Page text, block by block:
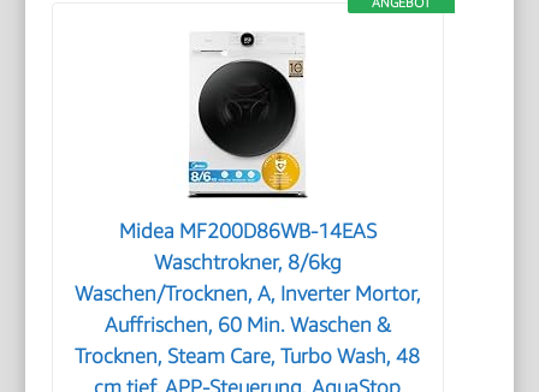
Midea MF200D86WB-14EAS
Waschtrokner, 8/6kg
Waschen/Trocknen, A, Inverter Mortor,
Auffrischen, 60 Min. Waschen &
Trocknen, Steam Care, Turbo Wash, 48
cm tief, APP-Steuerung, AquaStop